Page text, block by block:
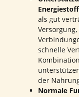
als gut
schnelle
der
Normale